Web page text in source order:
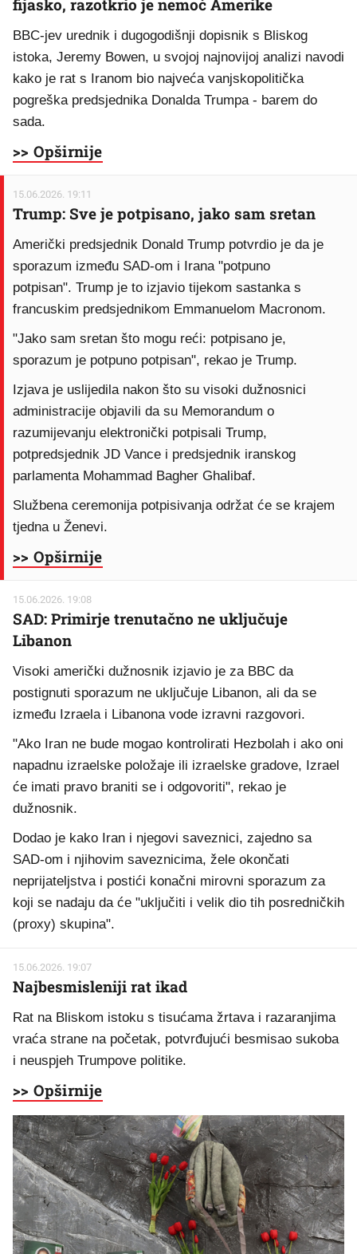
fijasko, razotkrio je nemoć Amerike
BBC-jev urednik i dugogodišnji dopisnik s Bliskog
istoka, Jeremy Bowen, u svojoj najnovijoj analizi navodi
kako je rat s Iranom bio najveća vanjskopolitička
pogreška predsjednika Donalda Trumpa - barem do
sada.
>> Opširnije
15.06.2026. 19:11
Trump: Sve je potpisano, jako sam sretan
Američki predsjednik Donald Trump potvrdio je da je
sporazum između SAD-om i Irana "potpuno
potpisan". Trump je to izjavio tijekom sastanka s
francuskim predsjednikom Emmanuelom Macronom.
"Jako sam sretan što mogu reći: potpisano je,
sporazum je potpuno potpisan", rekao je Trump.
Izjava je uslijedila nakon što su visoki dužnosnici
administracije objavili da su Memorandum o
razumijevanju elektronički potpisali Trump,
potpredsjednik JD Vance i predsjednik iranskog
parlamenta Mohammad Bagher Ghalibaf.
Službena ceremonija potpisivanja održat će se krajem
tjedna u Ženevi.
>> Opširnije
15.06.2026. 19:08
SAD: Primirje trenutačno ne uključuje
Libanon
Visoki američki dužnosnik izjavio je za BBC da
postignuti sporazum ne uključuje Libanon, ali da se
između Izraela i Libanona vode izravni razgovori.
"Ako Iran ne bude mogao kontrolirati Hezbolah i ako oni
napadnu izraelske položaje ili izraelske gradove, Izrael
će imati pravo braniti se i odgovoriti", rekao je
dužnosnik.
Dodao je kako Iran i njegovi saveznici, zajedno sa
SAD-om i njihovim saveznicima, žele okončati
neprijateljstva i postići konačni mirovni sporazum za
koji se nadaju da će "uključiti i velik dio tih posredničkih
(proxy) skupina".
15.06.2026. 19:07
Najbesmisleniji rat ikad
Rat na Bliskom istoku s tisućama žrtava i razaranjima
vraća strane na početak, potvrđujući besmisao sukoba
i neuspjeh Trumpove politike.
>> Opširnije